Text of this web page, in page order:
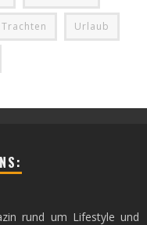
Trachten Urlaub
rund um Lifestyle und